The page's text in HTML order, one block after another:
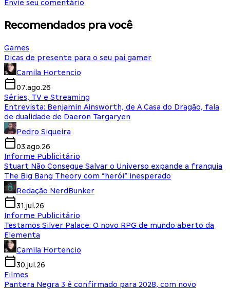
Envie seu comentário
Recomendados pra você
Games
Dicas de presente para o seu pai gamer
Camila Hortencio
07.ago.26
Séries, TV e Streaming
Entrevista: Benjamin Ainsworth, de A Casa do Dragão, fala
de dualidade de Daeron Targaryen
Pedro Siqueira
03.ago.26
Informe Publicitário
Stuart Não Consegue Salvar o Universo expande a franquia
The Big Bang Theory com “herói” inesperado
Redação NerdBunker
31.jul.26
Informe Publicitário
Testamos Silver Palace: O novo RPG de mundo aberto da
Elementa
Camila Hortencio
30.jul.26
Filmes
Pantera Negra 3 é confirmado para 2028, com novo